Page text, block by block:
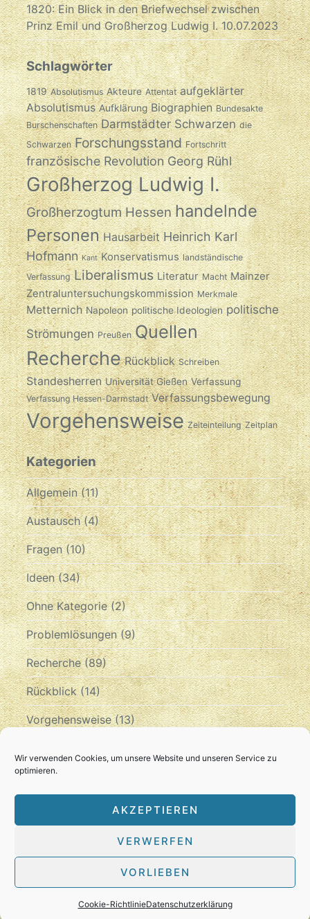
Wir verwenden Cookies, um unsere Website und unseren Service zu
optimieren.
AKZEPTIEREN
VERWERFEN
VORLIEBEN
Cookie-RichtlinieDatenschutzerklärung
1820: Ein Blick in den Briefwechsel zwischen
Prinz Emil und Großherzog Ludwig I. 10.07.2023
Schlagwörter
1819 Absolutismus Akteure Attentat aufgeklärter
Absolutismus Aufklärung Biographien Bundesakte
Burschenschaften Darmstädter Schwarzen die
Schwarzen Forschungsstand Fortschritt
französische Revolution Georg Rühl
Großherzog Ludwig I.
Großherzogtum Hessen handelnde
Personen Hausarbeit Heinrich Karl
Hofmann Kant Konservatismus landständische
Verfassung Liberalismus Literatur Macht Mainzer
Zentraluntersuchungskommission Merkmale
Metternich Napoleon politische Ideologien politische
Strömungen Preußen Quellen
Recherche Rückblick Schreiben
Standesherren Universität Gießen Verfassung
Verfassung Hessen-Darmstadt Verfassungsbewegung
Vorgehensweise Zeiteinteilung Zeitplan
Kategorien
Allgemein(11)
Austausch(4)
Fragen(10)
Ideen(34)
Ohne Kategorie(2)
Problemlösungen(9)
Recherche(89)
Rückblick(14)
Vorgehensweise(13)
Slightly Theme